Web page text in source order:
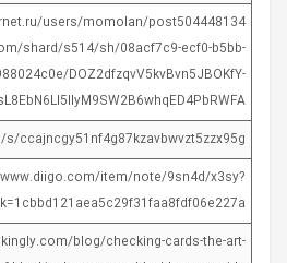
users/momolan/post504448134//
shard/s514/sh/08acf7c9-ecf0-b5bb-
DOZ2dfzqvV5kvBvn5JBOKfY-
ccajncgy51nf4g87kzavbwvzt5zzx95g
item/note/9sn4d/x3sy?
k=1cbbd121aea5c29f31faa8fdf06e227a
blog/checking-cards-the-art-